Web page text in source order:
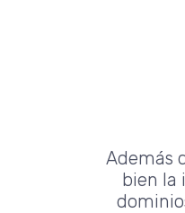
Además
bien la